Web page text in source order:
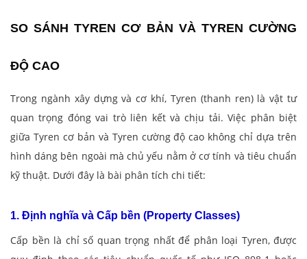
SO SÁNH TYREN CƠ BẢN VÀ TYREN CƯỜNG
ĐỘ CAO
Trong ngành xây dựng và cơ khí, Tyren (thanh ren) là vật tư
quan trọng đóng vai trò liên kết và chịu tải. Việc phân biệt
giữa Tyren cơ bản và Tyren cường độ cao không chỉ dựa trên
hình dáng bên ngoài mà chủ yếu nằm ở cơ tính và tiêu chuẩn
kỹ thuật. Dưới đây là bài phân tích chi tiết:
1. Định nghĩa và Cấp bền (Property Classes)
Cấp bền là chỉ số quan trọng nhất để phân loại Tyren, được